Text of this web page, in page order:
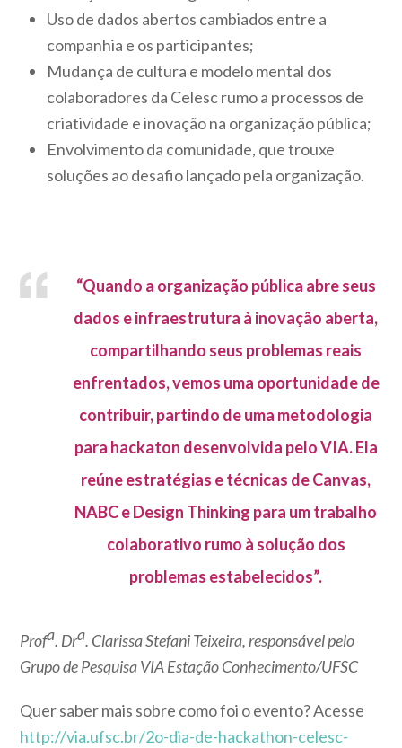
Uso de dados abertos cambiados entre a
companhia e os participantes;
Mudança de cultura e modelo mental dos
colaboradores da Celesc rumo a processos de
criatividade e inovação na organização pública;
Envolvimento da comunidade, que trouxe
soluções ao desafio lançado pela organização.
“Quando a organização pública abre seus
dados e infraestrutura à inovação aberta,
compartilhando seus problemas reais
enfrentados, vemos uma oportunidade de
contribuir, partindo de uma metodologia
para hackaton desenvolvida pelo VIA. Ela
reúne estratégias e técnicas de Canvas,
NABC e Design Thinking para um trabalho
colaborativo rumo à solução dos
problemas estabelecidos”.
Profa. Dra. Clarissa Stefani Teixeira, responsável pelo
Grupo de Pesquisa VIA Estação Conhecimento/UFSC
Quer saber mais sobre como foi o evento? Acesse
http://via.ufsc.br/2o-dia-de-hackathon-celesc-